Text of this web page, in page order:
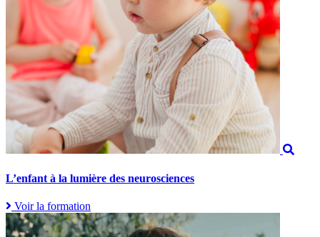
L’enfant à la lumière des neurosciences
Voir la formation